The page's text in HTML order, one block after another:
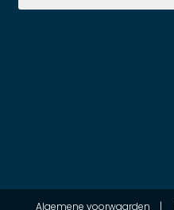
Algemene voorwaarden |